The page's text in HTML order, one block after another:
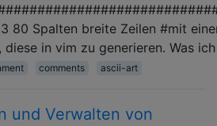
80 Spalten breite Zeilen #mit
diese in vim zu generieren. Was
comments ascii-art
und Verwalten von